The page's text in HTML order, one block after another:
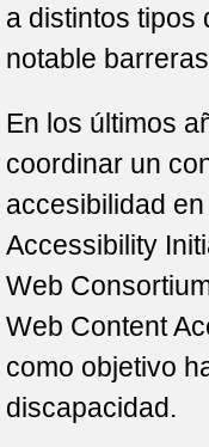
a distintos tipos
notable
En los últimos
coordinar un
accesibilidad
Accessibility
Web
Web Content
como objetivo
discapacidad.